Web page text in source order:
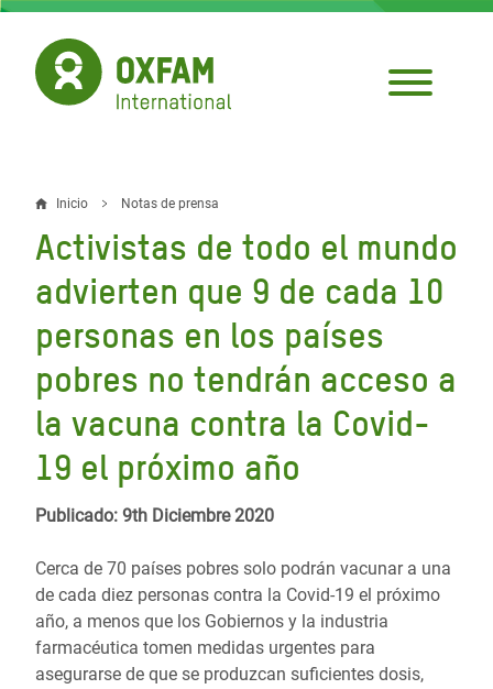
Pasar
contenido
principal
Sobrescribir
enlaces
de
ayuda
a
la
navegación
Inicio Notas de prensa
Activistas de todo el mundo
advierten que 9 de cada 10
personas en los países
pobres no tendrán acceso a
la vacuna contra la Covid-
19 el próximo año
Publicado: 9th Diciembre 2020
Cerca de 70 países pobres solo podrán vacunar a una
de cada diez personas contra la Covid-19 el próximo
año, a menos que los Gobiernos y la industria
farmacéutica tomen medidas urgentes para
asegurarse de que se produzcan suficientes dosis,